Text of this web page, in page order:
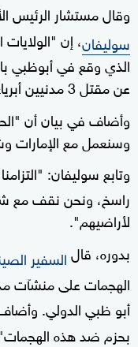
وقال مستشار الرئيس
سوليفان، إن
الذي وقع في أبوظبي
عن مقتل 3 مدنيين أبرياء".
وأضاف في بيان أن
وسنعمل مع الإمارات
وتابع سوليفان:
راسخ، ونحن نقف مع
لأراضيهم".
بدوره، قالالسفير
الهجمات على منشآت
أبو ظبي الدولي.
بحزم ضد هذه